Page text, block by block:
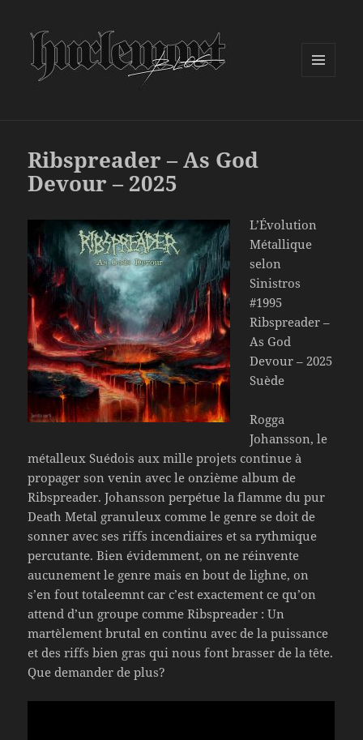
Ribspreader – As God
Devour – 2025
L’Évolution
Métallique
selon
Sinistros
#1995
Ribspreader –
As God
Devour – 2025
Suède
Rogga
Johansson, le
métalleux Suédois aux mille projets continue à
propager son venin avec le onzième album de
Ribspreader. Johansson perpétue la flamme du pur
Death Metal granuleux comme le genre se doit de
sonner avec ses riffs incendiaires et sa rythmique
percutante. Bien évidemment, on ne réinvente
aucunement le genre mais en bout de lighne, on
s’en fout totaleemnt car c’est exactement ce qu’on
attend d’un groupe comme Ribspreader : Un
martèlement brutal en continu avec de la puissance
et des riffs bien gras qui nous font brasser de la tête.
Que demander de plus?